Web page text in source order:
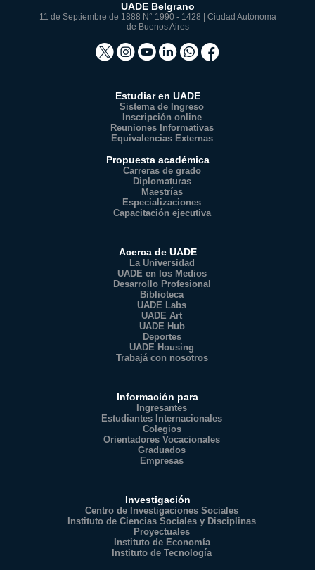
UADE Belgrano
11 de Septiembre de 1888 N° 1990 - 1428 | Ciudad Autónoma
de Buenos Aires
Estudiar en UADE
Sistema de Ingreso
Inscripción online
Reuniones Informativas
Equivalencias Externas
Propuesta académica
Carreras de grado
Diplomaturas
Maestrías
Especializaciones
Capacitación ejecutiva
Acerca de UADE
La Universidad
UADE en los Medios
Desarrollo Profesional
Biblioteca
UADE Labs
UADE Art
UADE Hub
Deportes
UADE Housing
Trabajá con nosotros
Información para
Ingresantes
Estudiantes Internacionales
Colegios
Orientadores Vocacionales
Graduados
Empresas
Investigación
Centro de Investigaciones Sociales
Instituto de Ciencias Sociales y Disciplinas
Proyectuales
Instituto de Economía
Instituto de Tecnología